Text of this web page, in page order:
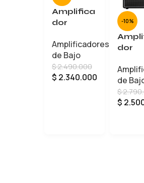
Amplifica
dor
Laney de
bajo
Db500H
Amplificadores
de Bajo
$2.490.000
$ 2.340.000
-10%
dor
Bajo
210
de
$
$